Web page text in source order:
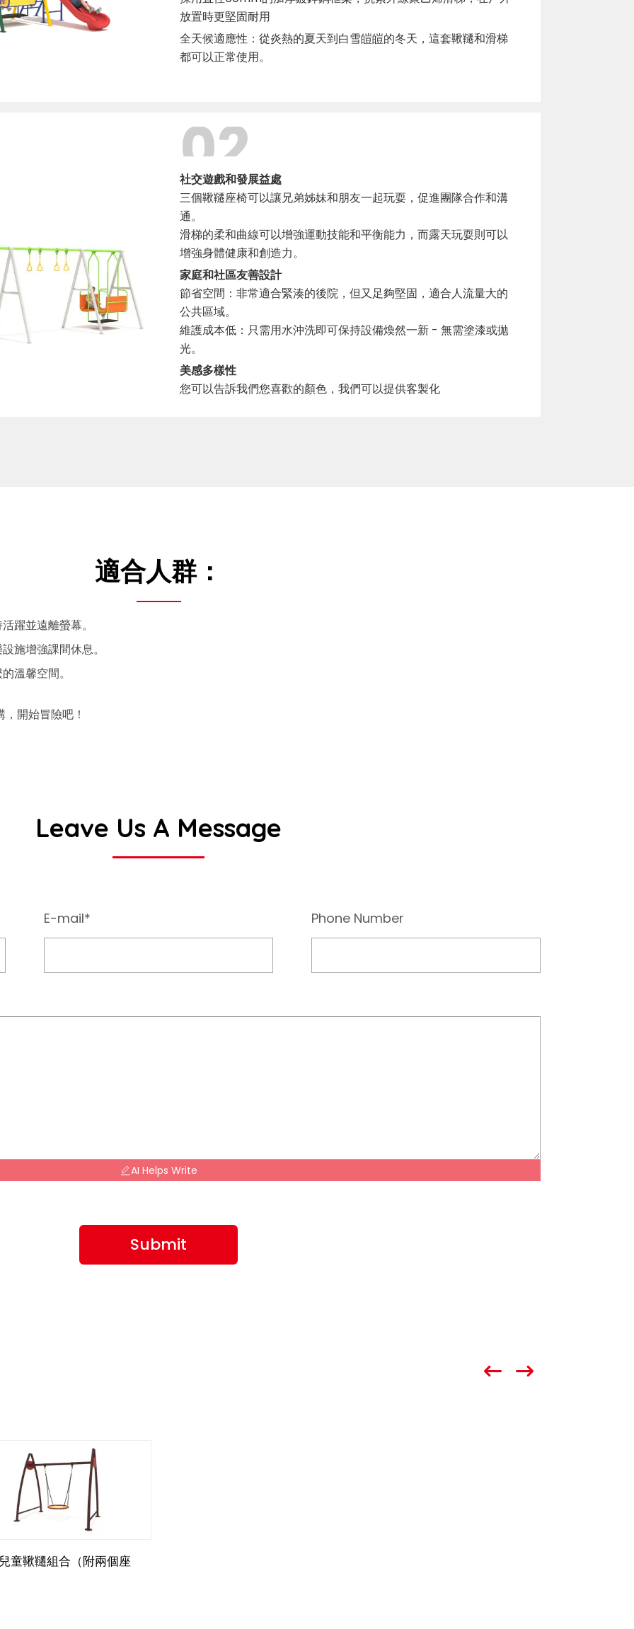
放置時更堅固耐用
全天候適應性：從炎熱的夏天到白雪皚皚的冬天，這套鞦韆和滑梯
都可以正常使用。
02
社交遊戲和發展益處
三個鞦韆座椅可以讓兄弟姊妹和朋友一起玩耍，促進團隊合作和溝
通。
滑梯的柔和曲線可以增強運動技能和平衡能力，而露天玩耍則可以
增強身體健康和創造力。
家庭和社區友善設計
節省空間：非常適合緊湊的後院，但又足夠堅固，適合人流量大的
公共區域。
維護成本低：只需用水沖洗即可保持設備煥然一新 - 無需塗漆或拋
光。
美感多樣性
您可以告訴我們您喜歡的顏色，我們可以提供客製化
適合人群：
躍並遠離螢幕。
施增強課間休息。
溫馨空間。
開始冒險吧！
Leave Us A Message
E-mail* Phone Number
AI Helps Write
Submit
童鞦韆組合（附兩個座